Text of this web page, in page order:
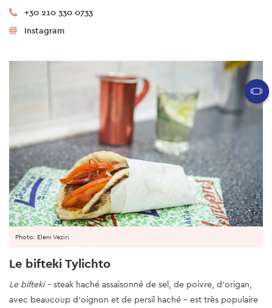
+30 210 330 0733
Instagram
Photo: Eleni Veziri
Le bifteki Tylichto
Le bifteki –steak haché assaisonné de sel, de poivre, d’origan,
avec beaucoup d’oignon et de persil haché – est très populaire